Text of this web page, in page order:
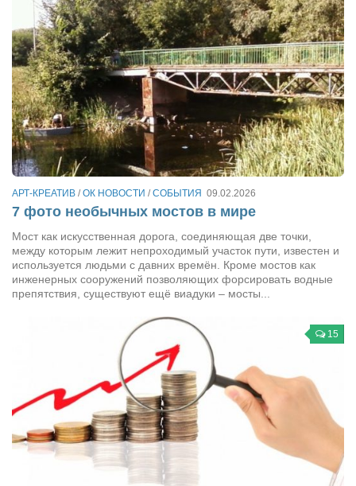
Традиции
Опросы
Экология
Здоровье
Здоровый образ жизни
Сам себе доктор
Активный отдых
Досье
Арт-менеджеры
Лариса Ильченко
Тамара Кубракова
Елена Мельник
Вера Паненко
Семён Салатенко
Сергей Шепилов
АРТ-КРЕАТИВ /ОК НОВОСТИ /СОБЫТИЯ 09.02.2026
7 фото необычных мостов в мире
Мост как искусственная дорога, соединяющая две точки,
между которым лежит непроходимый участок пути, известен и
используется людьми с давних времён. Кроме мостов как
инженерных сооружений позволяющих форсировать водные
препятствия, существуют ещё виадуки – мосты...
15